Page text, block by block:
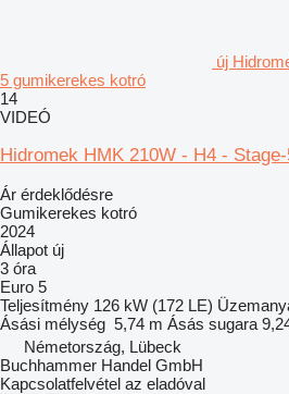
új
5 gumikerekes kotró
14
VIDEÓ
Hidromek HMK 210W - H4 -
Ár érdeklődésre
Gumikerekes kotró
2024
Állapot új
3 óra
Euro 5
Teljesítmény 126 kW (172 LE)
Ásási mélység 5,74 m Ásás sugara
Németország, Lübeck
Buchhammer Handel GmbH
Kapcsolatfelvétel az eladóval